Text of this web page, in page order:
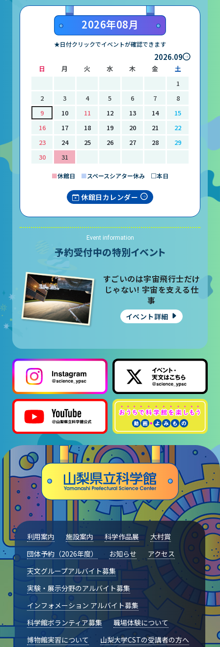
名誉館長あいさつ
プライバシーポリシー
お問い合わせ
プラネタリウム
イベント
動画配信
2026年08月
★日付クリックでイベントが確認できます
2026.09
日 月 火 水 木 金
土
1
2
3 4 5 6 7
8
9
10 11 12 13 14
15
16
17 18 19 20 21
22
23
24 25 26 27 28
29
30
31
■休館日 ■スペースシアター休み □本日
休館日カレンダー
Event information
予約受付中の特別イベント
すごいのは宇宙飛行士だけ
じゃない! 宇宙を支える仕
事
イベント詳細
利用案内 施設案内 科学作品展
大村賞
団体予約（2026年度）
お知らせ
アクセス
天文グループアルバイト募集
実験・展示分野のアルバイト募集
インフォメーション アルバイト募集
科学館ボランティア募集
職場体験について
博物館実習について
山梨大学CSTの受講者の方へ